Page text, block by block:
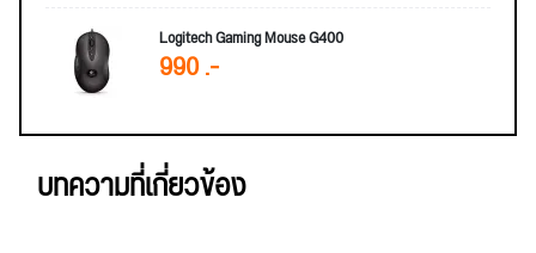
Logitech Gaming Mouse G400
990 .-
บทความที่เกี่ยวข้อง